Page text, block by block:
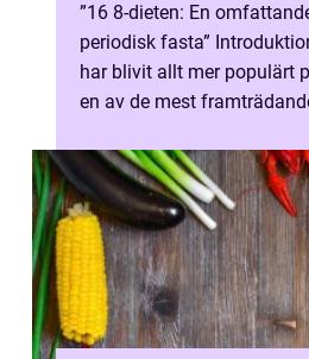
”16 8-dieten: En
periodisk fasta”
har blivit allt mer populärt
en av de mest